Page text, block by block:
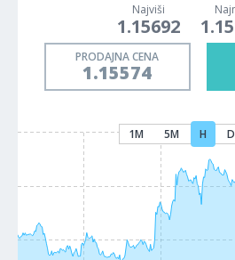
Najviši
1.15692
PRODAJNA CENA
1.15574
1M 5M H D